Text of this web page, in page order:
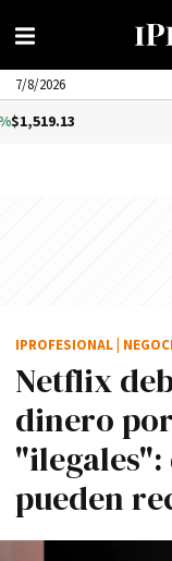
7/8/2026
DÓLAR
Netflix
dinero
"ilegales":
pueden
IPROFESIONAL